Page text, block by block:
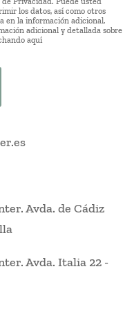
los datos, así como otros
en la información adicional.
adicional y detallada sobre
aquí
.Avda. de Cádiz
.Avda. Italia 22-